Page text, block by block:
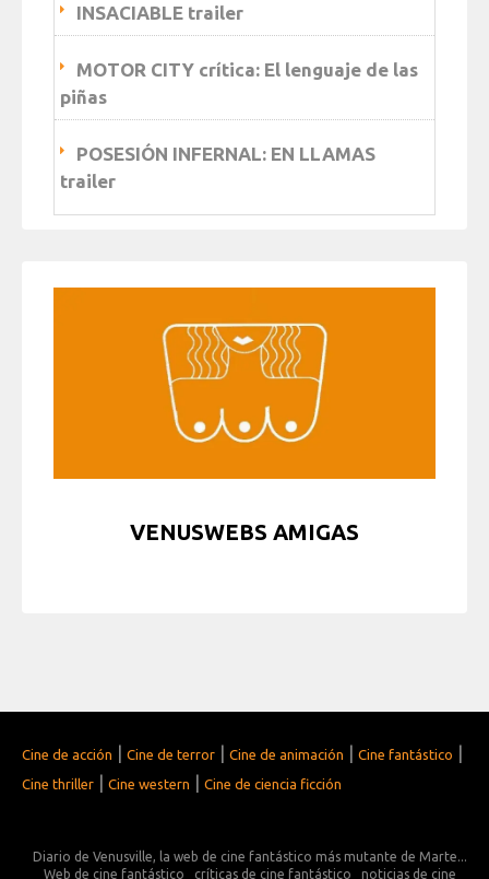
INSACIABLE trailer
MOTOR CITY crítica: El lenguaje de las
piñas
POSESIÓN INFERNAL: EN LLAMAS
trailer
VENUSWEBS AMIGAS
Cine de acción | Cine de terror | Cine de animación | Cine fantástico |
Cine thriller | Cine western | Cine de ciencia ficción
Diario de Venusville, la web de cine fantástico más mutante de Marte...
Web de cine fantástico
críticas de cine fantástico noticias de cine